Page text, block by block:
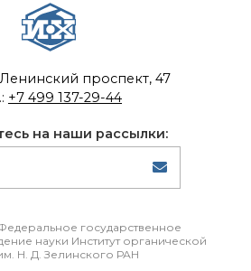
проспект, 47
+7 499 137-29-44
на наши рассылки:
государственное
науки Институт органической
Н. Д. Зелинского РАН